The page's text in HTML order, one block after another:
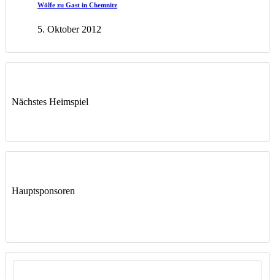
Wölfe zu Gast in Chemnitz
5. Oktober 2012
Nächstes Heimspiel
Hauptsponsoren